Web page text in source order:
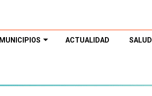
MUNICIPIOS ACTUALIDAD SALUD